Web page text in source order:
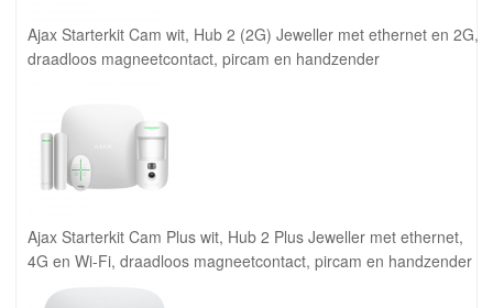
Ajax Starterkit Cam wit, Hub 2 (2G) Jeweller met ethernet en 2G,
draadloos magneetcontact, pircam en handzender
Ajax Starterkit Cam Plus wit, Hub 2 Plus Jeweller met ethernet,
4G en Wi-Fi, draadloos magneetcontact, pircam en handzender